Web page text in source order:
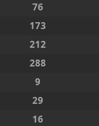
76
173
212
288
9
29
16